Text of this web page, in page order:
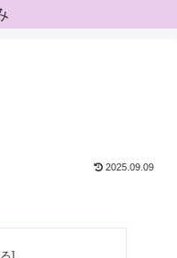
2025.09.09